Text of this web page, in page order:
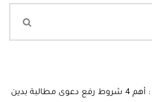
مدة التقادم في الديون التجارية : أهم 4 شروط رفع دعوى مطالبة بدين